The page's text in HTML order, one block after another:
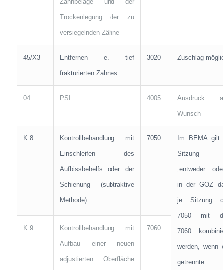
Zahnbeläge und der
Trockenlegung der zu
versiegelnden Zähne
45/X3 Entfernen e. tief
frakturierten Zahnes
3020 Zuschlag
04 PSI 4005 Ausdruck
Wunsch
K 8 Kontrollbehandlung mit
Einschleifen des
Aufbissbehelfs oder der
Schienung (subtraktive
Methode)
7050 Im BEMA gilt
Sitzung
„entweder
in der GOZ
je Sitzung
7050 mit
7060
werden, wenn
getrennte
K 9 Kontrollbehandlung mit
Aufbau einer neuen
adjustierten Oberfläche
7060